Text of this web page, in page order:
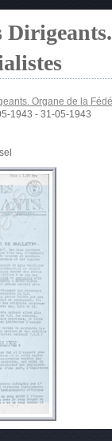
Organe de la
1943 - 31-05-1943